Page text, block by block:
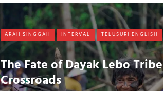
ARAH SINGGAH INTERVAL TELUSURI ENGLISH
The Fate of Dayak Lebo
Crossroads